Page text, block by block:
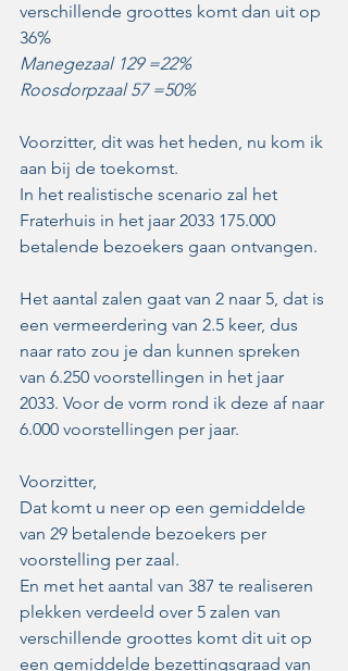
verschillende groottes komt dan uit op
36%
Manegezaal 129 =22%
Roosdorpzaal 57 =50%
Voorzitter, dit was het heden, nu kom ik
aan bij de toekomst.
In het realistische scenario zal het
Fraterhuis in het jaar 2033 175.000
betalende bezoekers gaan ontvangen.
Het aantal zalen gaat van 2 naar 5, dat is
een vermeerdering van 2.5 keer, dus
naar rato zou je dan kunnen spreken
van 6.250 voorstellingen in het jaar
2033. Voor de vorm rond ik deze af naar
6.000 voorstellingen per jaar.
Voorzitter,
Dat komt u neer op een gemiddelde
van 29 betalende bezoekers per
voorstelling per zaal.
En met het aantal van 387 te realiseren
plekken verdeeld over 5 zalen van
verschillende groottes komt dit uit op
een gemiddelde bezettingsgraad van